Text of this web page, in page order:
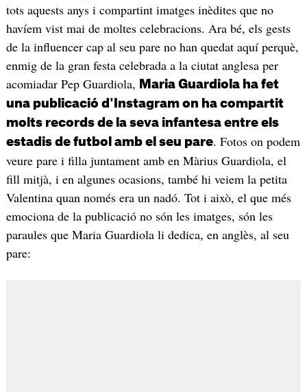
tots aquests anys i compartint imatges inèdites que no
havíem vist mai de moltes celebracions. Ara bé, els gests
de la influencer cap al seu pare no han quedat aquí perquè,
enmig de la gran festa celebrada a la ciutat anglesa per
acomiadar Pep Guardiola,
Maria Guardiola ha fet
una publicació d'Instagram on ha compartit
molts records de la seva infantesa entre els
estadis de futbol amb el seu pare. Fotos on podem
veure pare i filla juntament amb en Màrius Guardiola, el
fill mitjà, i en algunes ocasions, també hi veiem la petita
Valentina quan només era un nadó. Tot i això, el que més
emociona de la publicació no són les imatges, són les
paraules que Maria Guardiola li dedica, en anglès, al seu
pare: